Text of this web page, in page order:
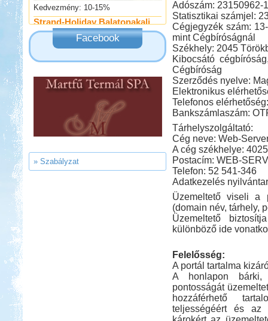
Strand-Holiday Balatonakali
Kedvezmény: 10%
Park Strand Kemping és
Facebook
» Szabályzat
Adószám: 23150962-
Statisztikai számjel:
Cégjegyzék szám:
mint Cégbíróságnál
Székhely: 2045
Kibocsátó
Cégbíróság
Szerződés nyelve:
Elektronikus
Telefonos
Bankszámlaszám:
Tárhelyszolgáltató:
Cég neve: Web-
A cég székhelye:
Postacím: WEB-
Telefon: 52 541-346
Adatkezelés
Üzemeltető viseli a
(domain név, tárhely,
Üzemeltető
különböző ide
Felelősség:
A portál tartalma
A honlapon bárki,
pontosságát
hozzáférhető
teljességéért és az